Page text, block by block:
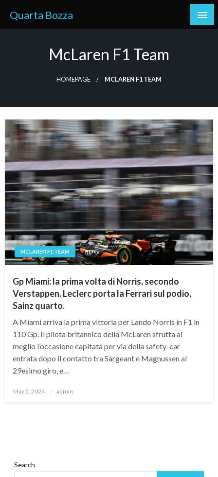
content
Quarta Bozza
McLaren F1 Team
HOMEPAGE MCLAREN F1 TEAM
MCLAREN F1 TEAM
Gp Miami: la prima volta di Norris, secondo
Verstappen. Leclerc porta la Ferrari sul podio,
Sainz quarto.
A Miami arriva la prima vittoria per Lando Norris in F1 in
110 Gp. Il pilota britannico della McLaren sfrutta al
meglio l’occasione capitata per via della safety-car
entrata dopo il contatto tra Sargeant e Magnussen al
29esimo giro, e…
Posted
May 5, 2024 admin
Search